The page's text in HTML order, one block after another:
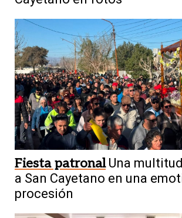
Fiesta patronal Una
a San Cayetano en una
procesión